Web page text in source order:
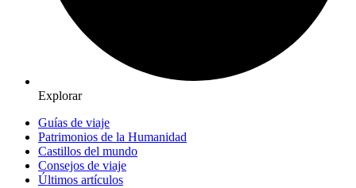
Explorar
Guías de viaje
Patrimonios de la Humanidad
Castillos del mundo
Consejos de viaje
Últimos artículos